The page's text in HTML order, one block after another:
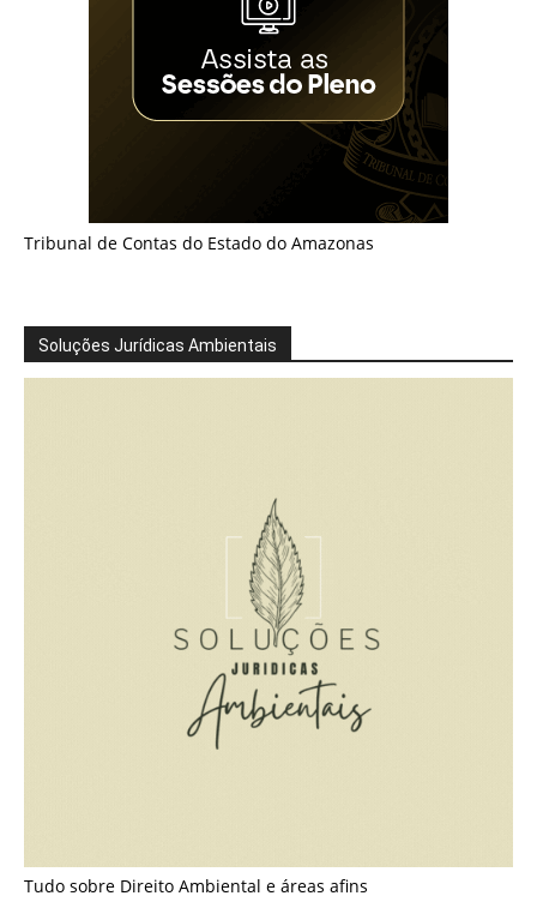
Tribunal de Contas do Estado do Amazonas
Soluções Jurídicas Ambientais
Tudo sobre Direito Ambiental e áreas afins